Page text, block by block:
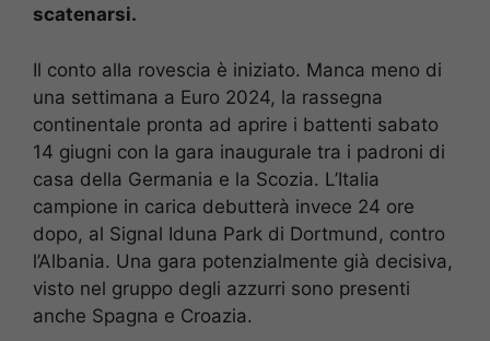
scatenarsi.
Il conto alla rovescia è iniziato. Manca meno di
una settimana a Euro 2024, la rassegna
continentale pronta ad aprire i battenti sabato
14 giugni con la gara inaugurale tra i padroni di
casa della Germania e la Scozia. L’Italia
campione in carica debutterà invece 24 ore
dopo, al Signal Iduna Park di Dortmund, contro
l’Albania. Una gara potenzialmente già decisiva,
visto nel gruppo degli azzurri sono presenti
anche Spagna e Croazia.